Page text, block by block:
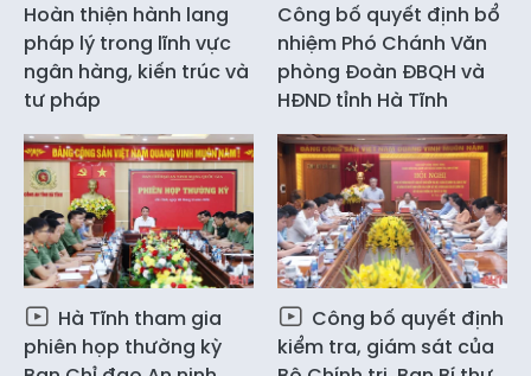
Hoàn thiện hành lang
pháp lý trong lĩnh vực
ngân hàng, kiến trúc và
tư pháp
Công bố quyết định bổ
nhiệm Phó Chánh Văn
phòng Đoàn ĐBQH và
HĐND tỉnh Hà Tĩnh
Hà Tĩnh tham gia
phiên họp thường kỳ
Công bố quyết định
kiểm tra, giám sát của